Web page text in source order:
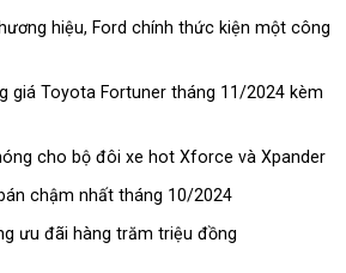
hiệu, Ford chính thức kiện một công
giá Toyota Fortuner tháng 11/2024 kèm
cho bộ đôi xe hot Xforce và Xpander
chậm nhất tháng 10/2024
ưu đãi hàng trăm triệu đồng